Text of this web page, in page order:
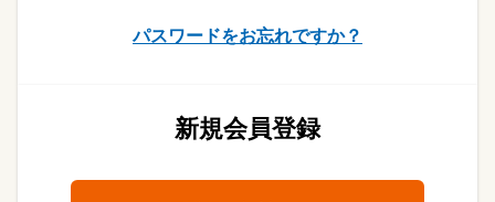
パスワードをお忘れですか？
新規会員登録